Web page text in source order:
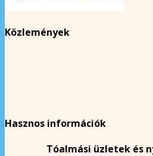
Közlemények
Hasznos információk
Tóalmási üzletek és